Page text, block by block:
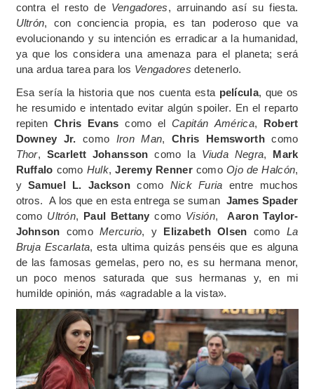
contra el resto de Vengadores, arruinando así su fiesta.
Ultrón, con conciencia propia, es tan poderoso que va
evolucionando y su intención es erradicar a la humanidad,
ya que los considera una amenaza para el planeta; será
una ardua tarea para los Vengadores detenerlo.
Esa sería la historia que nos cuenta esta película, que os
he resumido e intentado evitar algún spoiler. En el reparto
repitenChris Evans como elCapitán América, Robert
Downey Jr. como Iron Man,Chris Hemsworthcomo
Thor, Scarlett Johansson como la Viuda Negra, Mark
Ruffalo como Hulk,Jeremy Rennercomo Ojo de Halcón,
ySamuel L. Jackson como Nick Furia entre muchos
otros. A los que en esta entrega se suman James Spader
como Ultrón, Paul Bettany como Visión,Aaron Taylor-
Johnson como Mercurio, y Elizabeth Olsen como La
Bruja Escarlata, esta ultima quizás penséis que es alguna
de las famosas gemelas, pero no, es su hermana menor,
un poco menos saturada que sus hermanas y, en mi
humilde opinión, más «agradable a la vista».